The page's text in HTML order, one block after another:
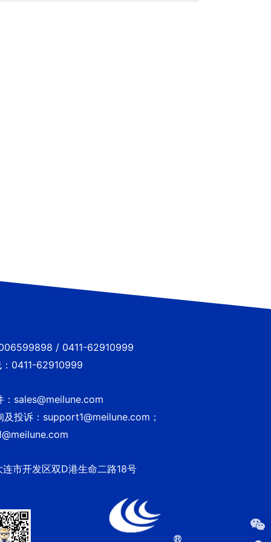
/ 0411-62910999
：0411-62910999
：sales@meilune.com
及投诉：support1@meilune.com；
连市开发区双D港生命二路18号